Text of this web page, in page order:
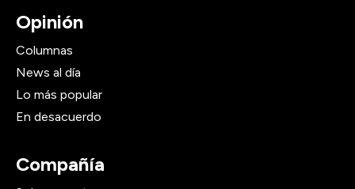
Opinión
Columnas
News al día
Lo más popular
En desacuerdo
Compañía